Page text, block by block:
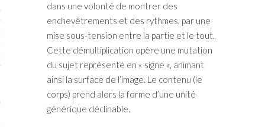
PARISARTISTES # 2015
DON
dans une volonté de montrer des
enchevêtrements et des rythmes, par une
mise sous-tension entre la partie et le tout.
Cette démultiplication opère une mutation
du sujet représenté en « signe », animant
ainsi la surface de l’image. Le contenu (le
corps) prend alors la forme d’une unité
générique déclinable.